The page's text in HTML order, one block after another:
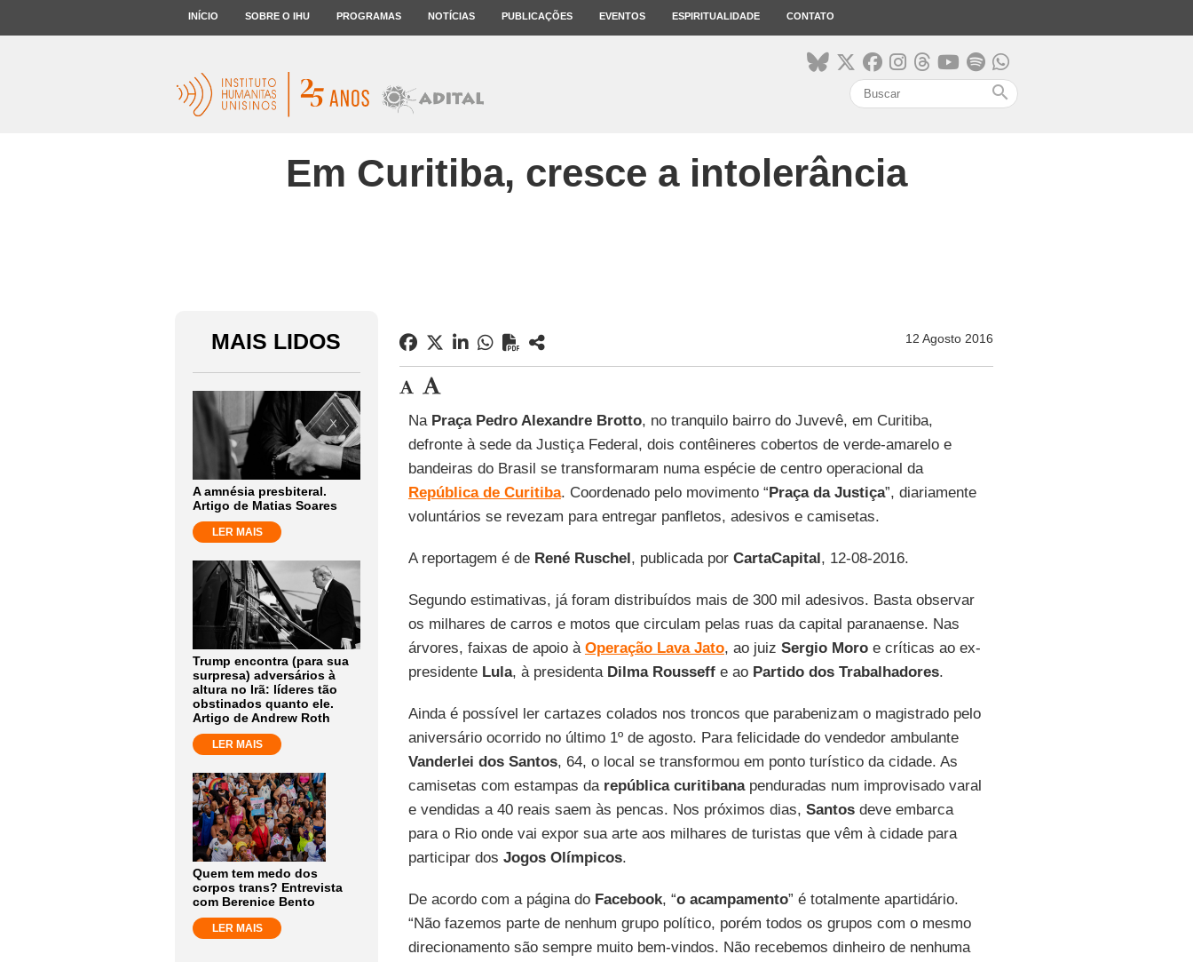
INÍCIO SOBRE O IHU PROGRAMAS NOTÍCIAS PUBLICAÇÕES EVENTOS ESPIRITUALIDADE CONTATO
search
Em Curitiba, cresce a intolerância
MAIS LIDOS
A amnésia presbiteral.
Artigo de Matias Soares
LER MAIS
Trump encontra (para sua
surpresa) adversários à
altura no Irã: líderes tão
obstinados quanto ele.
Artigo de Andrew Roth
LER MAIS
Quem tem medo dos
corpos trans? Entrevista
com Berenice Bento
LER MAIS
12 Agosto 2016
Na Praça Pedro Alexandre Brotto, no tranquilo bairro do Juvevê, em Curitiba,
defronte à sede da Justiça Federal, dois contêineres cobertos de verde-amarelo e
bandeiras do Brasil se transformaram numa espécie de centro operacional da
República de Curitiba. Coordenado pelo movimento “Praça da Justiça”, diariamente
voluntários se revezam para entregar panfletos, adesivos e camisetas.
A reportagem é de René Ruschel, publicada por CartaCapital, 12-08-2016.
Segundo estimativas, já foram distribuídos mais de 300 mil adesivos. Basta observar
os milhares de carros e motos que circulam pelas ruas da capital paranaense. Nas
árvores, faixas de apoio à Operação Lava Jato, ao juiz Sergio Moroe críticas ao ex-
presidente Lula, à presidenta Dilma Rousseffe ao Partido dos Trabalhadores.
Ainda é possível ler cartazes colados nos troncos que parabenizam o magistrado pelo
aniversário ocorrido no último 1º de agosto. Para felicidade do vendedor ambulante
Vanderlei dos Santos, 64, o local se transformou em ponto turístico da cidade. As
camisetas com estampas da república curitibanapenduradas num improvisado varal
e vendidas a 40 reais saem às pencas. Nos próximos dias, Santosdeve embarca
para o Rio onde vai expor sua arte aos milhares de turistas que vêm à cidade para
participar dos Jogos Olímpicos.
De acordo com a página do Facebook, “o acampamento” é totalmente apartidário.
“Não fazemos parte de nenhum grupo político, porém todos os grupos com o mesmo
direcionamento são sempre muito bem-vindos. Não recebemos dinheiro de nenhuma